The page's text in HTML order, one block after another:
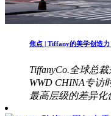
焦点 | Tiffany的美学创造
TiffanyCo.全球总
WWD CHINA专访
最高层级的差异化